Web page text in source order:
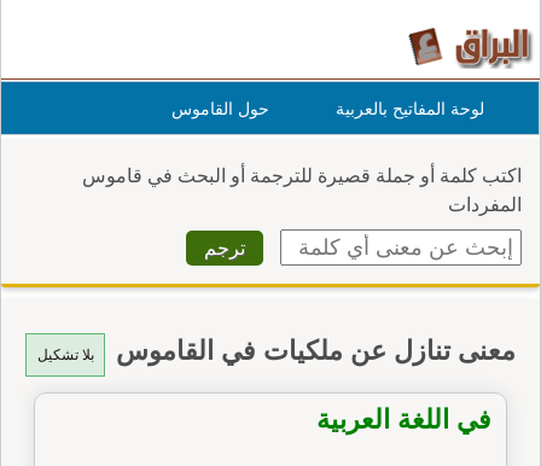
لوحة المفاتيح بالعربية حول القاموس
اكتب كلمة أو جملة قصيرة للترجمة أو البحث في قاموس
المفردات
بلا تشكيل معنى تنازل عن ملكيات في القاموس
في اللغة العربية